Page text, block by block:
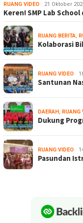
RUANG VIDEO 21 Oktober
Keren! SMP Lab
RUANG BERITA,
Kolaborasi
RUANG VIDEO
Santunan
DAERAH, RUANG
Dukung
RUANG VIDEO
Pasundan